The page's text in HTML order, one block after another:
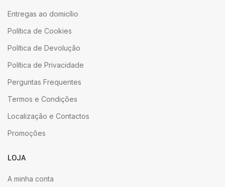
Entregas ao domicílio
Política de Cookies
Política de Devolução
Política de Privacidade
Perguntas Frequentes
Termos e Condições
Localização e Contactos
Promoções
LOJA
A minha conta